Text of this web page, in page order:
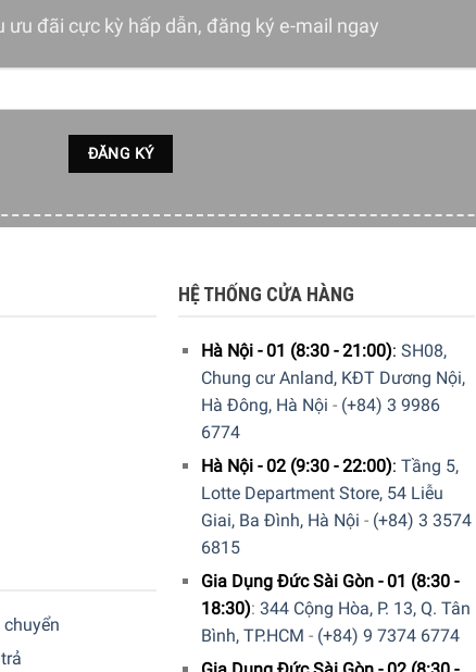
bao bọc bởi một vỏ thép mạ crôm. Nó hấp thụ nhiệt
ưu đãi cực kỳ hấp dẫn, đăng ký e-mail ngay
HỆ THỐNG CỬA HÀNG
Hà Nội - 01 (8:30 - 21:00): SH08,
Chung cư Anland, KĐT Dương Nội,
Hà Đông, Hà Nội - (+84) 3 9986
6774
Hà Nội - 02 (9:30 - 22:00): Tầng 5,
Lotte Department Store, 54 Liễu
Giai, Ba Đình, Hà Nội - (+84) 3 3574
6815
Gia Dụng Đức Sài Gòn - 01 (8:30 -
18:30): 344 Cộng Hòa, P. 13, Q. Tân
Bình, TP.HCM - (+84) 9 7374 6774